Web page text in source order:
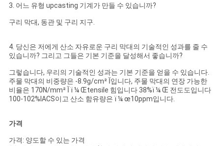
3. 어느 유형 upcasting 기계가 만들 수 있습니까?
구리 막대, 동관 및 구리 지구.
4. 당신은 저에게 산소 자유로운 구리 막대의 기술적인 성과를 줄 수
있습니까? 그리고 그들은 기본 기준을 달성해서 좋습니까?
그렇습니다, 우리의 기술적인 성과는 기본 기준을 얻을 수 있습니다.
주물 막대의 비중량은 -8.9g/cmآ ²입니다, 주물 막대의 연장 가능한
비율은 170N/mmآ ² ï ¼ Œtensile 힘입니다 38%ï ¼ Œ 전도도입니다
100-102%IACS이고 산소 함유량은 ï ¼ œ10ppm입니다.
가격
가격: 양도할 수 있는 가격